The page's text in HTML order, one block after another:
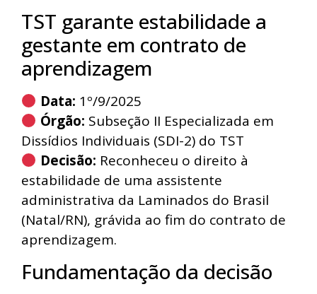
TST garante estabilidade a
gestante em contrato de
aprendizagem
Data: 1º/9/2025
Órgão: Subseção II Especializada em
Dissídios Individuais (SDI-2) do TST
Decisão: Reconheceu o direito à
estabilidade de uma assistente
administrativa da Laminados do Brasil
(Natal/RN), grávida ao fim do contrato de
aprendizagem.
Fundamentação da decisão